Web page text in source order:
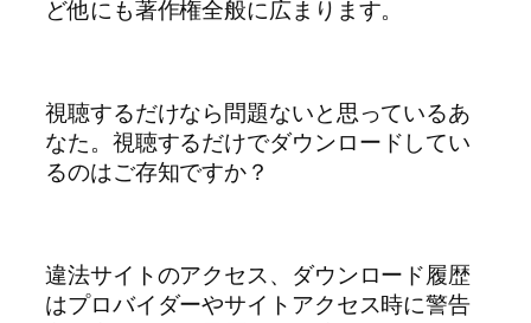
ど他にも著作権全般に広まります。
視聴するだけなら問題ないと思っているあ
なた。 視聴するだけでダウンロードしてい
るのはご存知ですか？
違法サイトのアクセス、ダウンロード履歴
はプロバイダーやサイトアクセス時に警告